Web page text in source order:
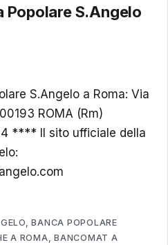
Popolare S.Angelo
S.Angelo a Roma: Via
ROMA (Rm)
**** Il sito ufficiale della
,BANCA POPOLARE
A ROMA, BANCOMAT A